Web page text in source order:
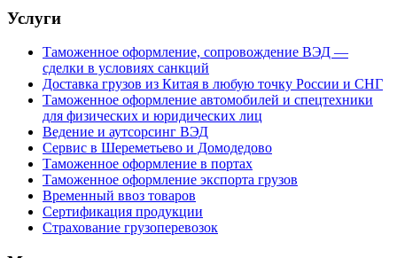
Услуги
Таможенное оформление, сопровождение ВЭД —
сделки в условиях санкций
Доставка грузов из Китая в любую точку России и СНГ
Таможенное оформление автомобилей и спецтехники
для физических и юридических лиц
Ведение и аутсорсинг ВЭД
Сервис в Шереметьево и Домодедово
Таможенное оформление в портах
Таможенное оформление экспорта грузов
Временный ввоз товаров
Сертификация продукции
Страхование грузоперевозок